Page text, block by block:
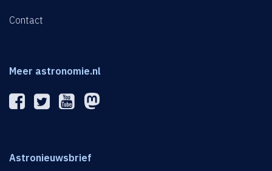
Contact
Meer astronomie.nl
Astronieuwsbrief